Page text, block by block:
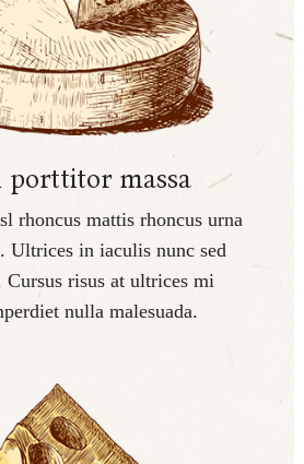
porttitor massa
rhoncus mattis rhoncus urna
Ultrices in iaculis nunc sed
Cursus risus at ultrices mi
nulla malesuada.